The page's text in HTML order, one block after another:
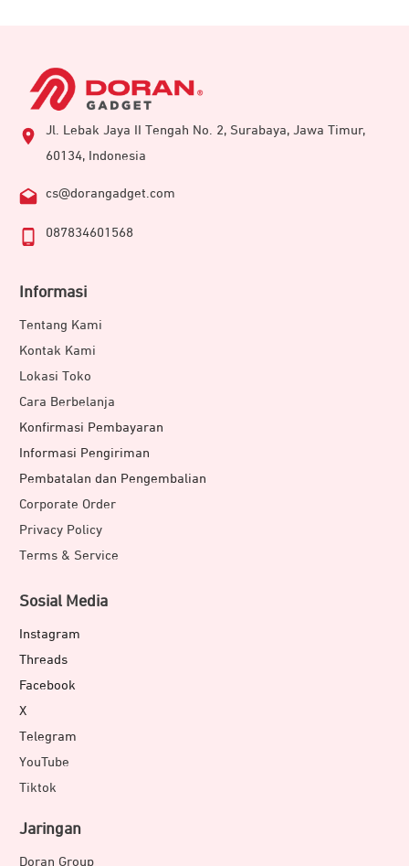
Jl. Lebak Jaya II Tengah No. 2, Surabaya, Jawa Timur,
60134, Indonesia
cs@dorangadget.com
087834601568
Informasi
Tentang Kami
Kontak Kami
Lokasi Toko
Cara Berbelanja
Konfirmasi Pembayaran
Informasi Pengiriman
Pembatalan dan Pengembalian
Corporate Order
Privacy Policy
Terms & Service
Sosial Media
Instagram
Threads
Facebook
X
Telegram
YouTube
Tiktok
Jaringan
Doran Group